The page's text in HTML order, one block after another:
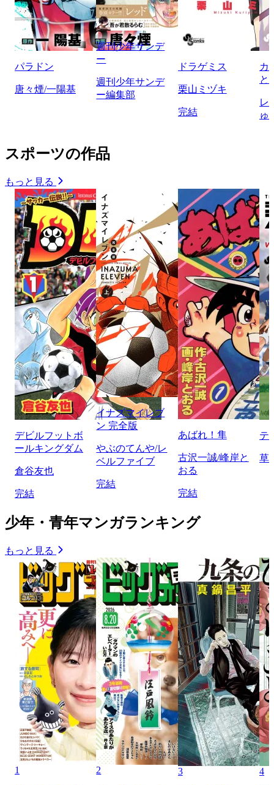
パラドン
唐々煙/一陽基
週刊少年サンデ
ー
週刊少年サンデ
ー編集部
ドラゲミス
栗山ミヅキ
完結
カ
と
レ
ゅ
スポーツの作品
もっと見る
デビルフットボ
ールキングダム
倉谷友也
完結
イナズマイレブ
ン 完全版
やぶのてんや/レ
ベルファイブ
完結
あばれ！隼
古沢一誠/峰岸と
おる
完結
テ
草
少年・青年マンガランキング
もっと見る
1 2 3 4